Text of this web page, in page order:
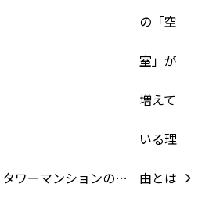
タワーマンションの…